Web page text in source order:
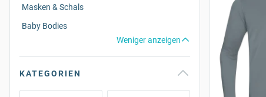
Masken & Schals
Baby Bodies
Weniger anzeigen
KATEGORIEN